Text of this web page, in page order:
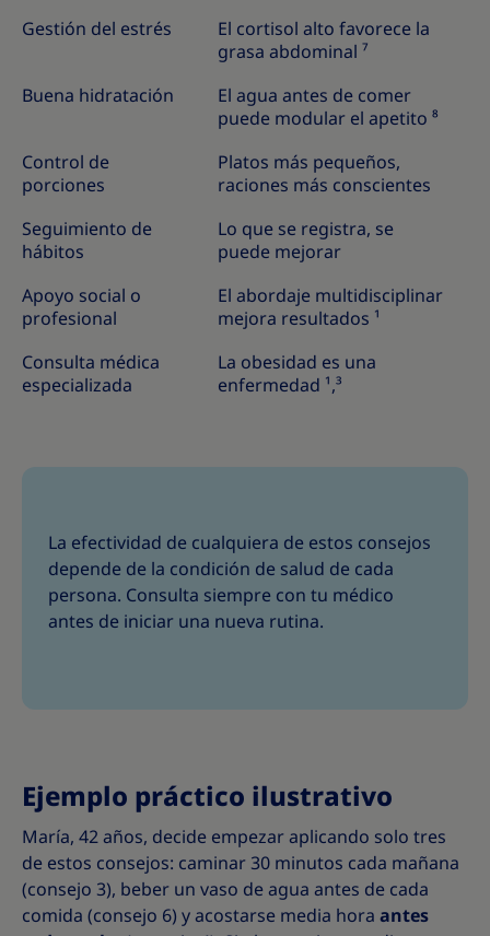
Gestión del estrés
El cortisol alto favorece la
grasa abdominal ⁷
Buena hidratación
El agua antes de comer
puede modular el apetito ⁸
Control de
porciones
Platos más pequeños,
raciones más conscientes
Seguimiento de
hábitos
Lo que se registra, se
puede mejorar
Apoyo social o
profesional
El abordaje multidisciplinar
mejora resultados ¹
Consulta médica
especializada
La obesidad es una
enfermedad ¹,³
La efectividad de cualquiera de estos consejos
depende de la condición de salud de cada
persona. Consulta siempre con tu médico
antes de iniciar una nueva rutina.
Ejemplo práctico ilustrativo
María, 42 años, decide empezar aplicando solo tres
de estos consejos: caminar 30 minutos cada mañana
(consejo 3), beber un vaso de agua antes de cada
comida (consejo 6) y acostarse media hora antes